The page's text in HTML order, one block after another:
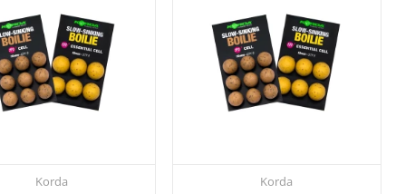
Schnellkauf
Korda Schnellkauf
Korda